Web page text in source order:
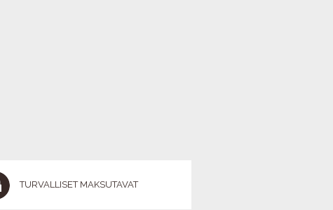
TURVALLISET MAKSUTAVAT